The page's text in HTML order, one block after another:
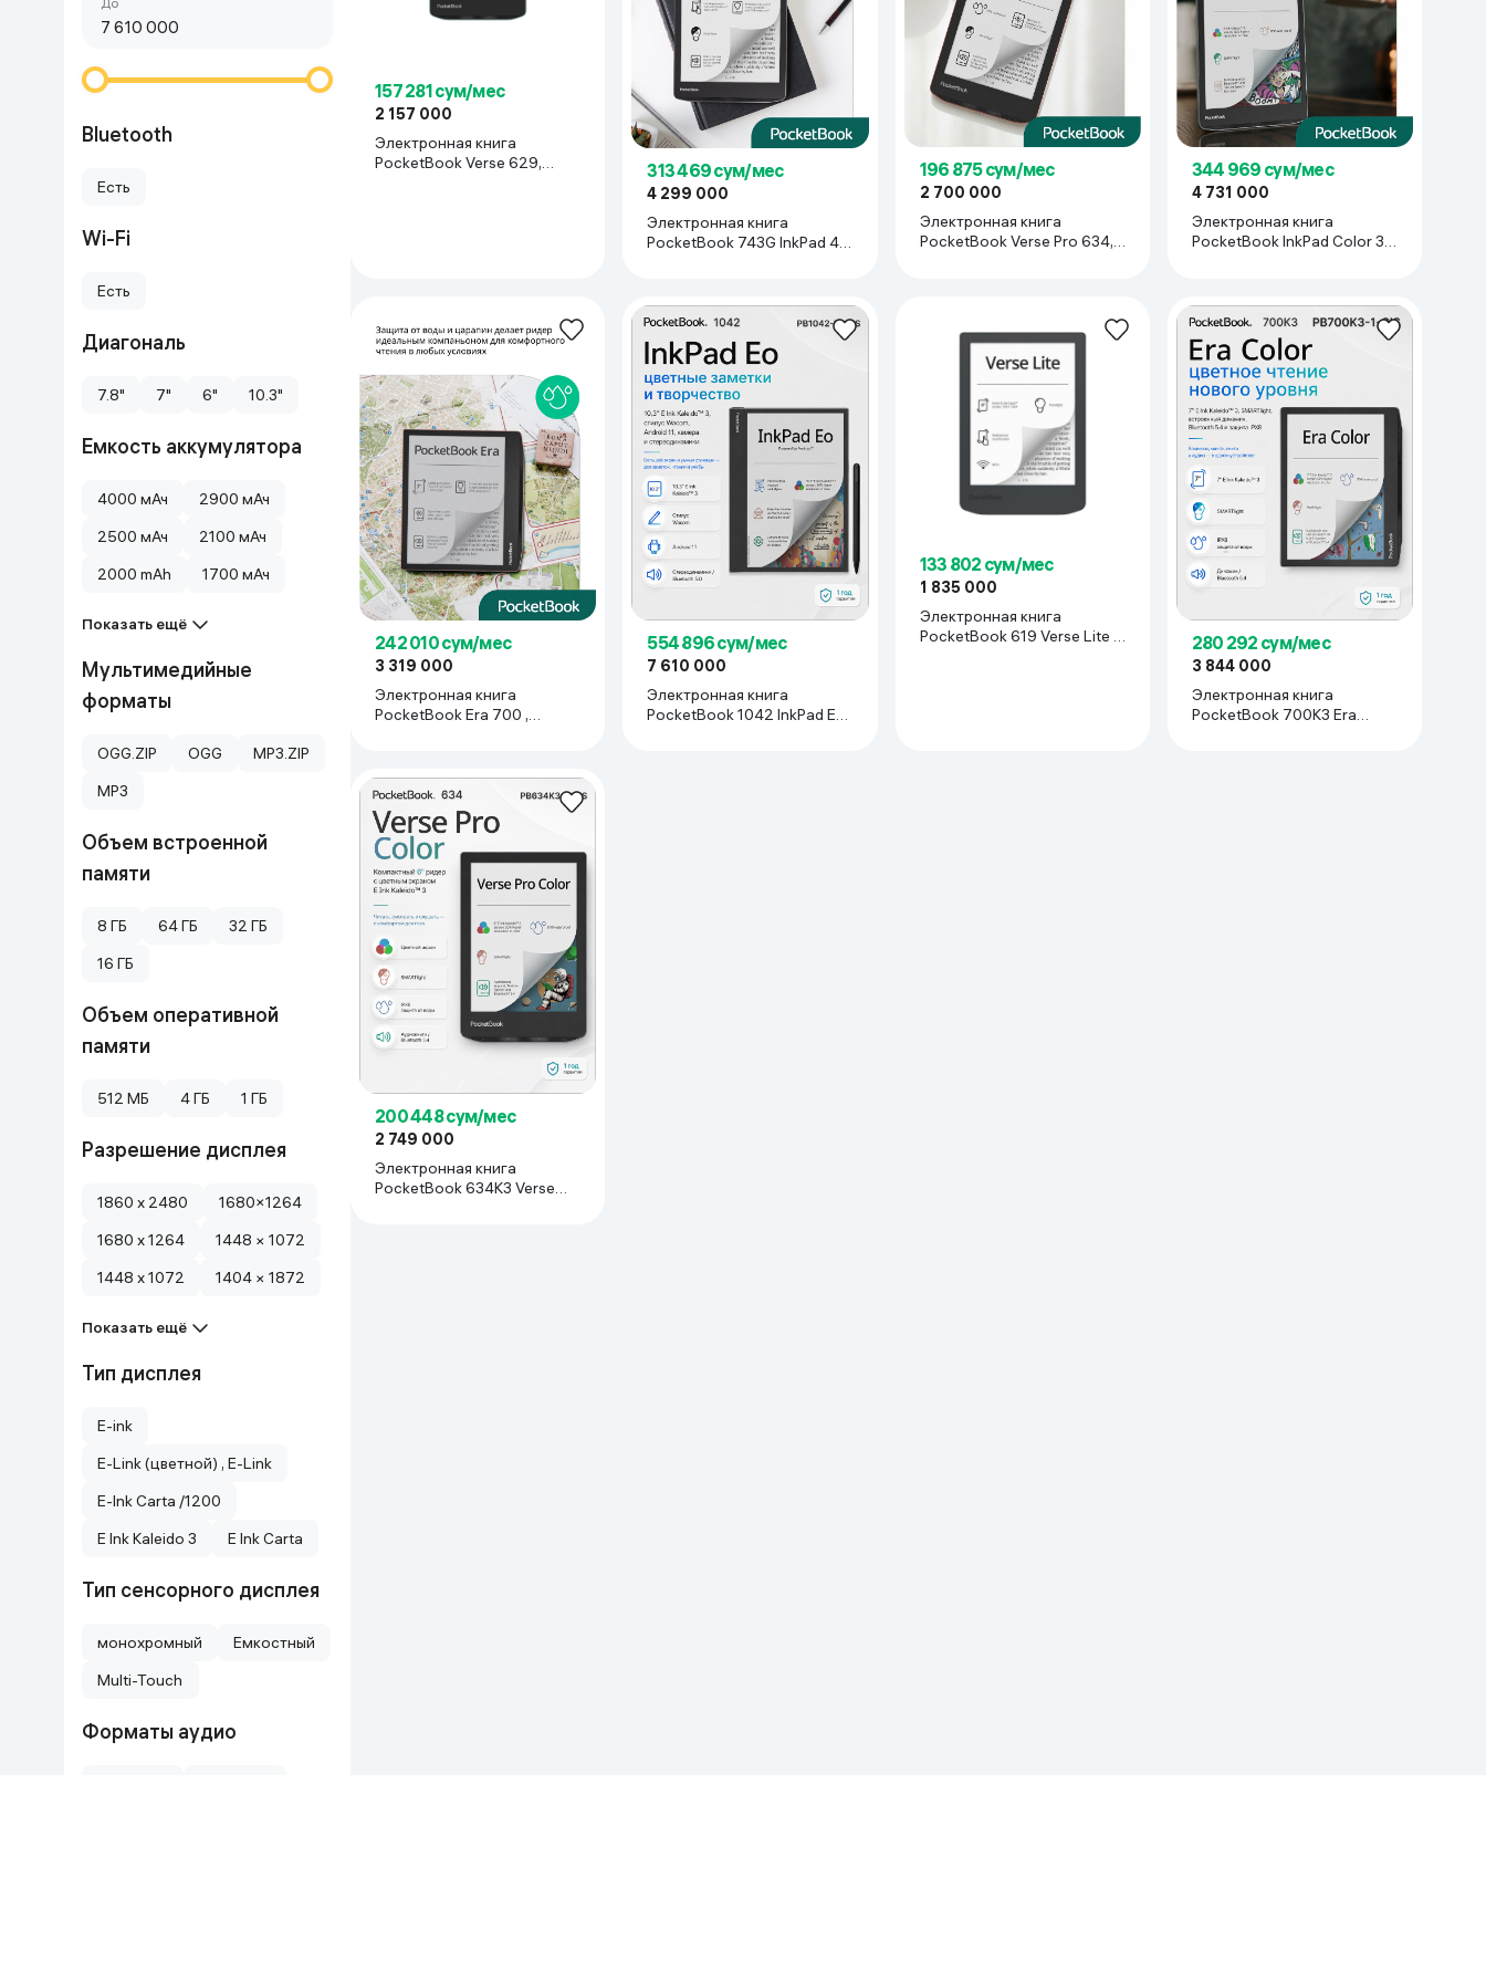
Техника для игр
Строительство и ремонт
Дом и сад
Канцелярия
Книги
Одежда и Обувь
Очки виртуальной реальности
Bluetooth
Есть
Wi-Fi
Есть
Диагональ
7.8" 7" 6" 10.3"
Емкость аккумулятора
4000 мАч
2900 мАч
2500 мАч
2100 мАч
2000 mAh
1700 мАч
Показать ещё
Мультимедийные
форматы
OGG.ZIP OGG
MP3.ZIP
MP3
Объем встроенной
памяти
8 ГБ 64 ГБ
32 ГБ
16 ГБ
Объем оперативной
памяти
512 МБ 4 ГБ 1 ГБ
Разрешение дисплея
1860 x 2480
1680×1264
1680 x 1264
1448 × 1072
1448 x 1072
1404 × 1872
Показать ещё
Тип дисплея
E-ink
E-Link (цветной) , E-Link
E-Ink Carta /1200
E Ink Kaleido 3
E Ink Carta
Тип сенсорного дисплея
монохромный
Емкостный
Multi-Touch
Форматы аудио
157 281 сум/мес
2 157 000
Электронная книга
PocketBook Verse 629,
313 469 сум/мес
4 299 000
Электронная книга
PocketBook 743G InkPad 4 ,
196 875 сум/мес
2 700 000
Электронная книга
PocketBook Verse Pro 634,
344 969 сум/мес
4 731 000
Электронная книга
PocketBook InkPad Color 3 ,
242 010 сум/мес
3 319 000
Электронная книга
PocketBook Era 700 ,
554 896 сум/мес
7 610 000
Электронная книга
PocketBook 1042 InkPad Eo
133 802 сум/мес
1 835 000
Электронная книга
PocketBook 619 Verse Lite ,
280 292 сум/мес
3 844 000
Электронная книга
PocketBook 700K3 Era
200 448 сум/мес
2 749 000
Электронная книга
PocketBook 634K3 Verse